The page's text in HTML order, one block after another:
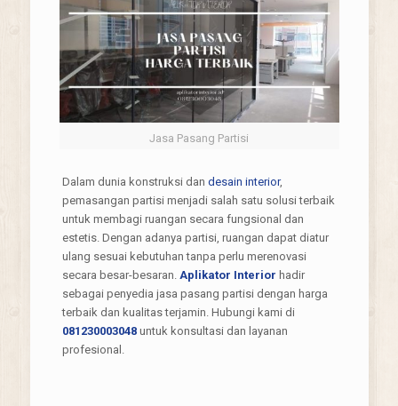
Jasa Pasang Partisi
Dalam dunia konstruksi dan desain interior,
pemasangan partisi menjadi salah satu solusi terbaik
untuk membagi ruangan secara fungsional dan
estetis. Dengan adanya partisi, ruangan dapat diatur
ulang sesuai kebutuhan tanpa perlu merenovasi
secara besar-besaran. Aplikator Interior hadir
sebagai penyedia jasa pasang partisi dengan harga
terbaik dan kualitas terjamin. Hubungi kami di
081230003048untuk konsultasi dan layanan
profesional.